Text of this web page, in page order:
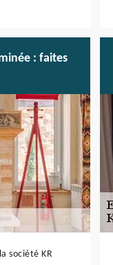
: faites
société KR